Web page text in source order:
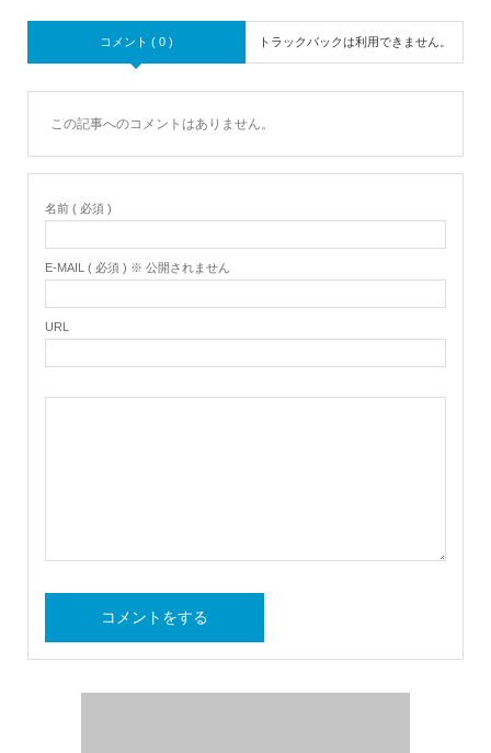
コメント ( 0 ) トラックバックは利用できません。
この記事へのコメントはありません。
名前 ( 必須 )
E-MAIL ( 必須 ) ※ 公開されません
URL